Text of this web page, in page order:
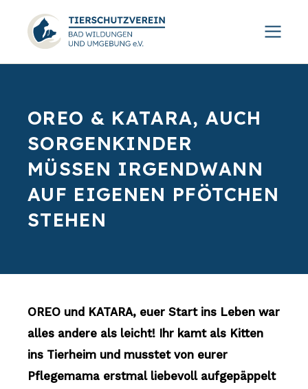
OREO & KATARA, AUCH
SORGENKINDER
MÜSSEN IRGENDWANN
AUF EIGENEN PFÖTCHEN
STEHEN
OREO und KATARA, euer Start ins Leben war
alles andere als leicht! Ihr kamt als Kitten
ins Tierheim und musstet von eurer
Pflegemama erstmal liebevoll aufgepäppelt